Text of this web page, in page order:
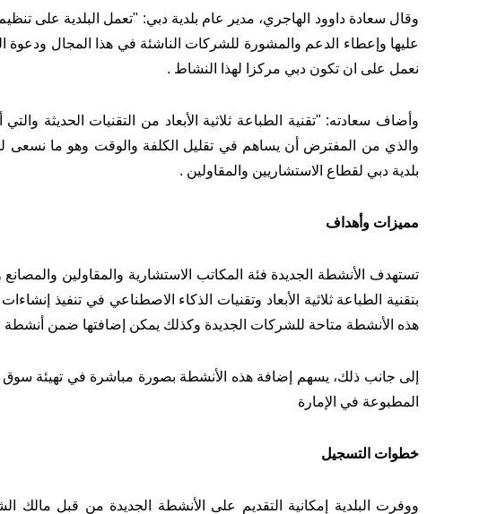
وقال سعادة داوود الهاجري، مدير عام بلدية دبي: "تعمل البلدية على تنظيم
عليها وإعطاء الدعم والمشورة للشركات الناشئة في هذا المجال
نعمل على ان تكون دبي مركزا لهذا النشاط .
وأضاف سعادته: "تقنية الطباعة ثلاثية الأبعاد من التقنيات الحديثة
والذي من المفترض أن يساهم في تقليل الكلفة والوقت وهو ما نسعى
بلدية دبي لقطاع الاستشاريين والمقاولين .
مميزات وأهداف
تستهدف الأنشطة الجديدة فئة المكاتب الاستشارية والمقاولين
بتقنية الطباعة ثلاثية الأبعاد وتقنيات الذكاء الاصطناعي في تنفيذ إنشاءات
هذه الأنشطة متاحة للشركات الجديدة وكذلك يمكن إضافتها ضمن أنشطة
إلى جانب ذلك، يسهم إضافة هذه الأنشطة بصورة مباشرة في تهيئة سوق
المطبوعة في الإمارة
خطوات التسجيل
ووفرت البلدية إمكانية التقديم على الأنشطة الجديدة من قبل